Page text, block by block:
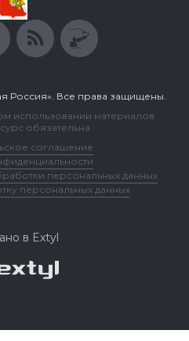
Россия». Все права защищены.
использовании материалов
обязательна.
соглашение
персональных данных
персональных данных
в Extyl